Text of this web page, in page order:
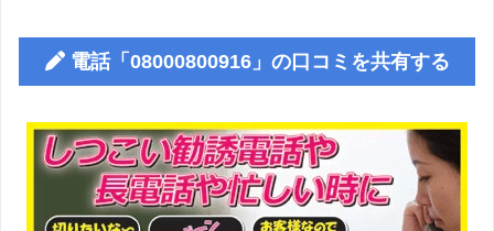
電話「08000800916」の口コミを共有する